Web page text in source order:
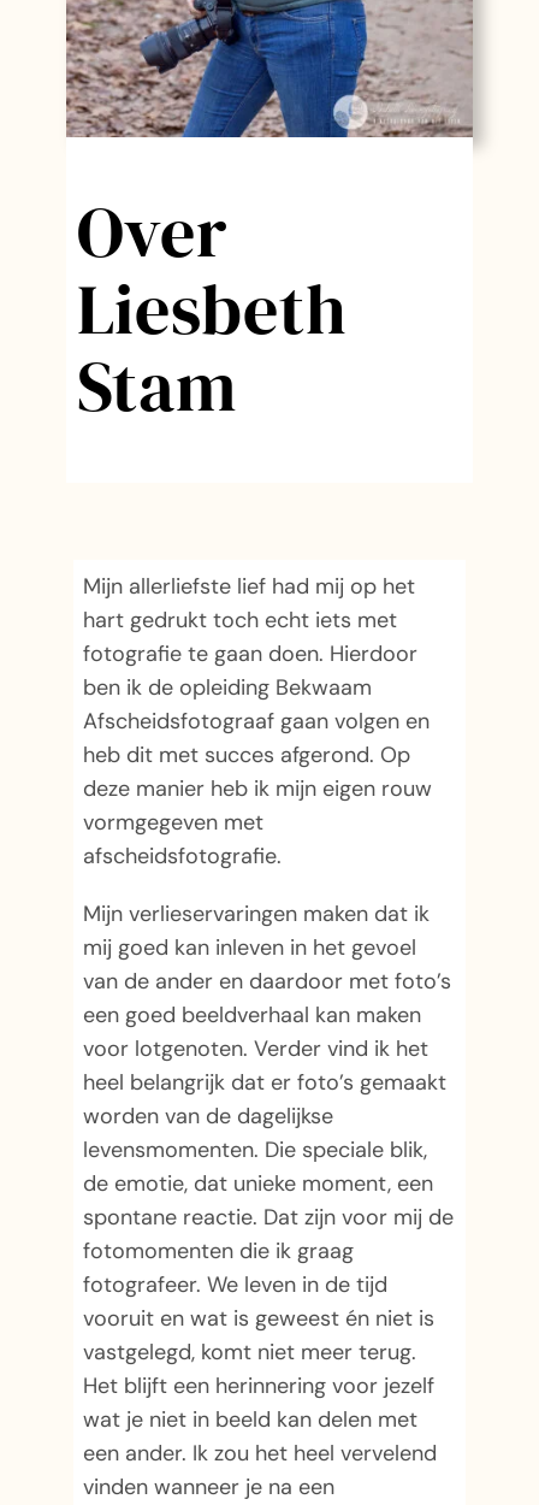
Over
Liesbeth
Stam
Mijn allerliefste lief had mij op het
hart gedrukt toch echt iets met
fotografie te gaan doen. Hierdoor
ben ik de opleiding Bekwaam
Afscheidsfotograaf gaan volgen en
heb dit met succes afgerond. Op
deze manier heb ik mijn eigen rouw
vormgegeven met
afscheidsfotografie.
Mijn verlieservaringen maken dat ik
mij goed kan inleven in het gevoel
van de ander en daardoor met foto’s
een goed beeldverhaal kan maken
voor lotgenoten. Verder vind ik het
heel belangrijk dat er foto’s gemaakt
worden van de dagelijkse
levensmomenten. Die speciale blik,
de emotie, dat unieke moment, een
spontane reactie. Dat zijn voor mij de
fotomomenten die ik graag
fotografeer. We leven in de tijd
vooruit en wat is geweest én niet is
vastgelegd, komt niet meer terug.
Het blijft een herinnering voor jezelf
wat je niet in beeld kan delen met
een ander. Ik zou het heel vervelend
vinden wanneer je na een